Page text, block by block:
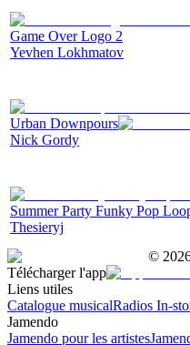
Game Over Logo 2
Yevhen Lokhmatov
Urban Downpours
Nick Gordy
Summer Party Funky Pop
Thesieryj
©
Télécharger l'app
Liens utiles
Catalogue musicalRadios In-
Jamendo
Jamendo pour les artistes